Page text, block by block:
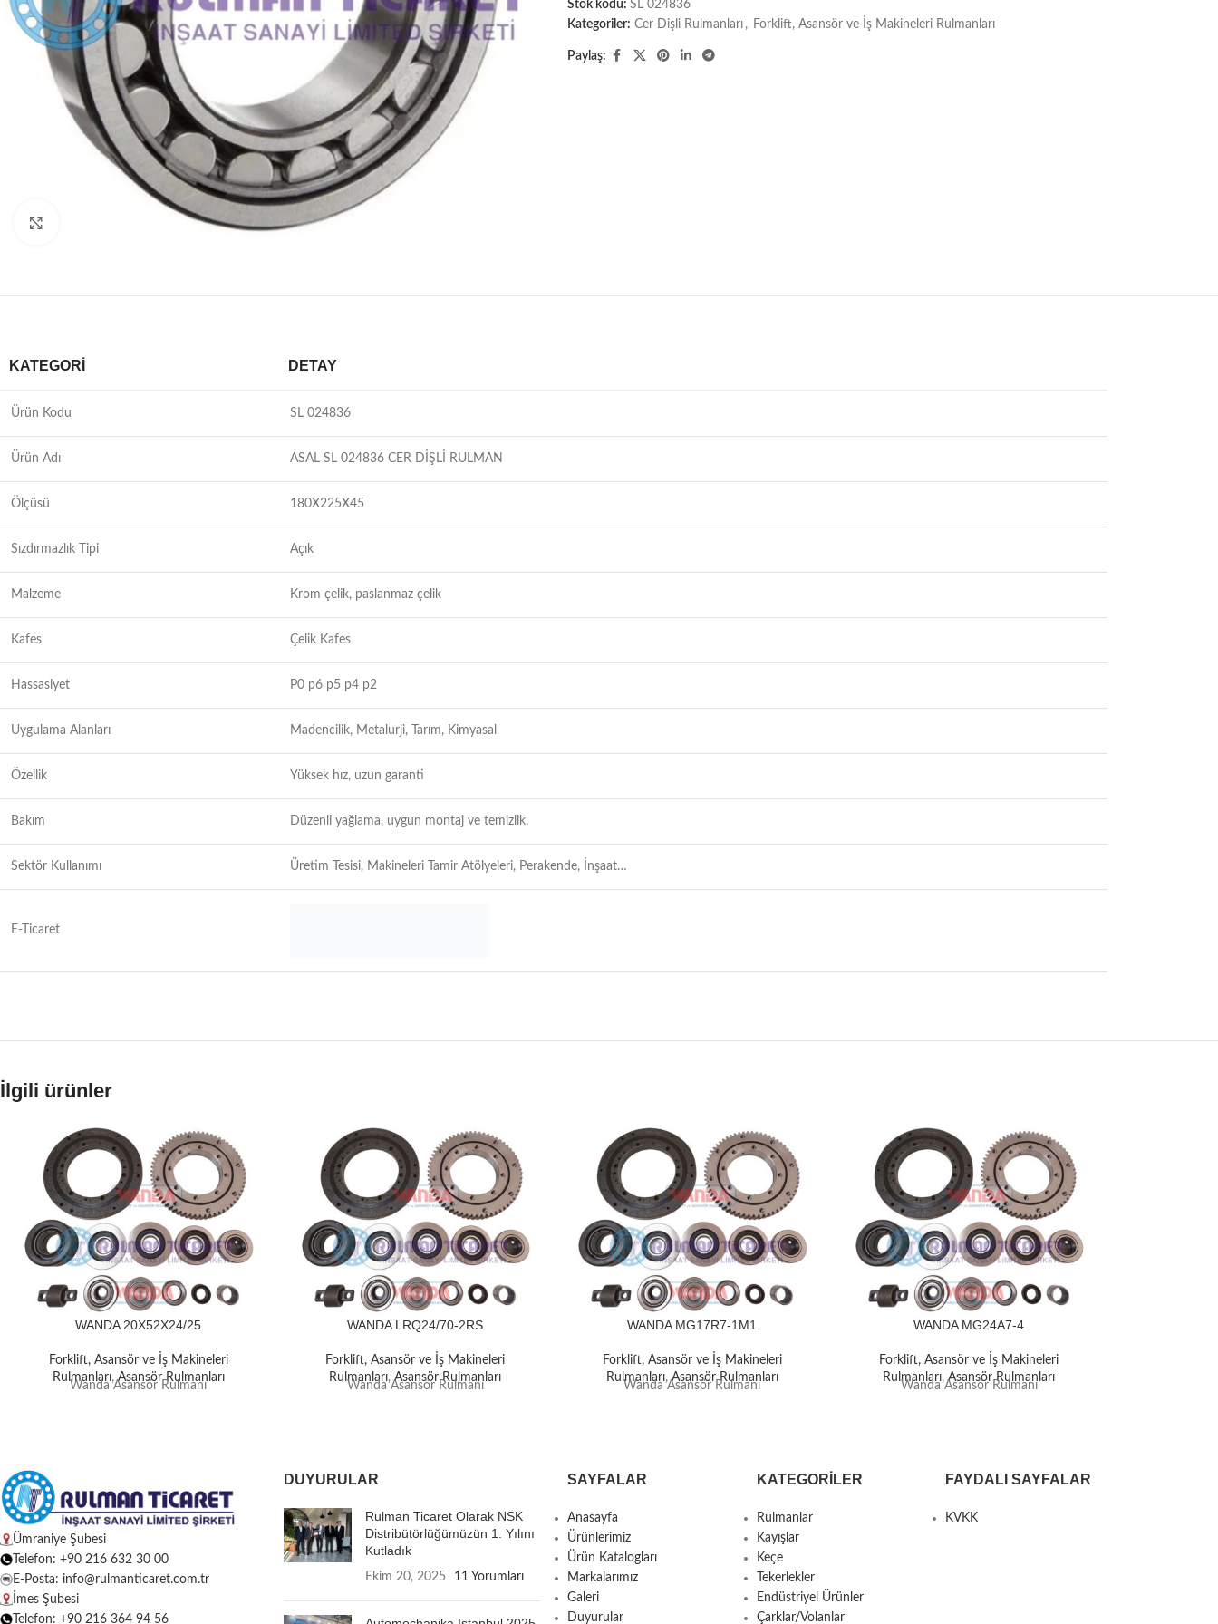
Stok kodu: SL 024836
Kategoriler: Cer Dişli Rulmanları , Forklift, Asansör ve İş Makineleri Rulmanları
Paylaş:
KATEGORI DETAY
Ürün Kodu SL 024836
Ürün Adı ASAL SL 024836 CER DİŞLİ RULMAN
Ölçüsü 180X225X45
Sızdırmazlık Tipi Açık
Malzeme Krom çelik, paslanmaz çelik
Kafes Çelik Kafes
Hassasiyet P0 p6 p5 p4 p2
Uygulama Alanları Madencilik, Metalurji, Tarım, Kimyasal
Özellik Yüksek hız, uzun garanti
Bakım Düzenli yağlama, uygun montaj ve temizlik.
Sektör Kullanımı Üretim Tesisi, Makineleri Tamir Atölyeleri, Perakende, İnşaat…
E-Ticaret
İlgili ürünler
WANDA 20X52X24/25
Forklift, Asansör ve İş Makineleri
Rulmanları,Asansör Rulmanları
Wanda Asansör Rulmanı
WANDA LRQ24/70-2RS
Forklift, Asansör ve İş Makineleri
Rulmanları,Asansör Rulmanları
Wanda Asansör Rulmanı
WANDA MG17R7-1M1
Forklift, Asansör ve İş Makineleri
Rulmanları,Asansör Rulmanları
Wanda Asansör Rulmanı
WANDA MG24A7-4
Forklift, Asansör ve İş Makineleri
Rulmanları,Asansör Rulmanları
Wanda Asansör Rulmanı
Ümraniye Şubesi
Telefon: +90 216 632 30 00
E-Posta: info@rulmanticaret.com.tr
İmes Şubesi
Telefon: +90 216 364 94 56
DUYURULAR
Rulman Ticaret Olarak NSK
Distribütörlüğümüzün 1. Yılını
Kutladık
Ekim 20, 2025 11 Yorumları
SAYFALAR
Anasayfa
Ürünlerimiz
Ürün Katalogları
Markalarımız
Galeri
Duyurular
KATEGORILER
Rulmanlar
Kayışlar
Keçe
Tekerlekler
Endüstriyel Ürünler
Çarklar/Volanlar
FAYDALI SAYFALAR
KVKK